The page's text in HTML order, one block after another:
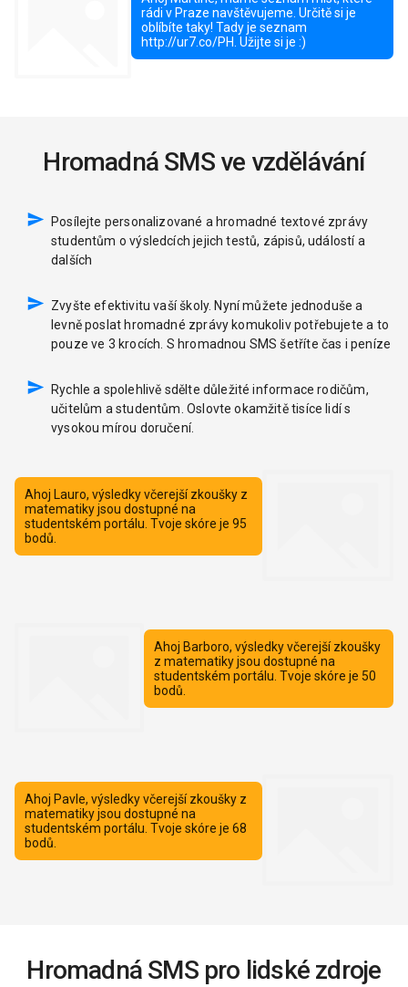
Hromadná SMS ve vzdělávání
Posílejte personalizované a hromadné textové zprávy
studentům o výsledcích jejich testů, zápisů, událostí a
dalších
Zvyšte efektivitu vaší školy. Nyní můžete jednoduše a
levně poslat hromadné zprávy komukoliv potřebujete a to
pouze ve 3 krocích. S hromadnou SMS šetříte čas i peníze
Rychle a spolehlivě sdělte důležité informace rodičům,
učitelům a studentům. Oslovte okamžitě tisíce lidí s
vysokou mírou doručení.
Hromadná SMS pro lidské zdroje